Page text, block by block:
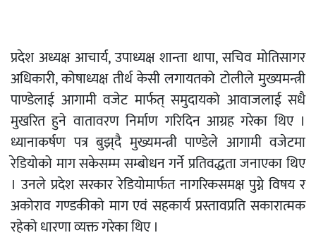
प्रदेश अध्यक्ष आचार्य, उपाध्यक्ष शान्ता थापा, सचिव मोतिसागर
अधिकारी, कोषाध्यक्ष तीर्थ केसी लगायतको टोलीले मुख्यमन्त्री
पाण्डेलाई आगामी वजेट मार्फत् समुदायको आवाजलाई सधै
मुखरित हुने वातावरण निर्माण गरिदिन आग्रह गरेका थिए ।
ध्यानाकर्षण पत्र बुझ्‌दै मुख्यमन्त्री पाण्डेले आगामी वजेटमा
रेडियोको माग सकेसम्म सम्बोधन गर्ने प्रतिवद्धता जनाएका थिए
। उनले प्रदेश सरकार रेडियोमार्फत नागरिकसमक्ष पुग्ने विषय र
अकोराव गण्डकीको माग एवं सहकार्य प्रस्तावप्रति सकारात्मक
रहेको धारणा व्यक्त गरेका थिए ।